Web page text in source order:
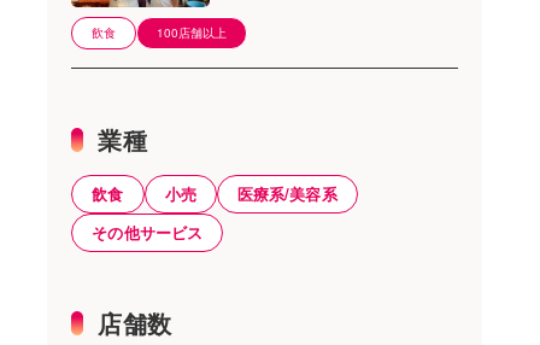
飲食 100店舗以上
業種
飲食 小売
医療系/美容系
その他サービス
店舗数